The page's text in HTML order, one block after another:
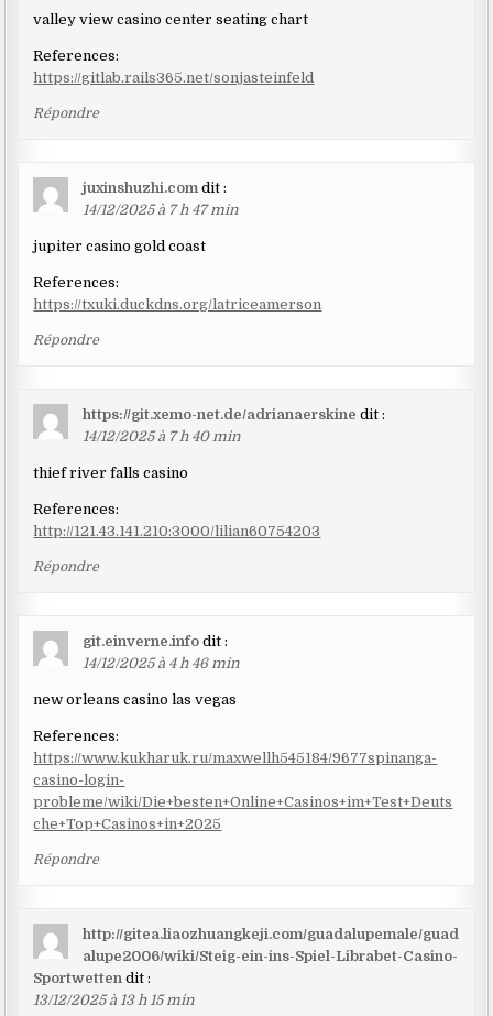
valley view casino center seating chart
References:
https://gitlab.rails365.net/sonjasteinfeld
Répondre
juxinshuzhi.com dit :
14/12/2025 à 7 h 47 min
jupiter casino gold coast
References:
https://txuki.duckdns.org/latriceamerson
Répondre
https://git.xemo-net.de/adrianaerskine dit :
14/12/2025 à 7 h 40 min
thief river falls casino
References:
http://121.43.141.210:3000/lilian60754203
Répondre
git.einverne.info dit :
14/12/2025 à 4 h 46 min
new orleans casino las vegas
References:
https://www.kukharuk.ru/maxwellh545184/9677spinanga-
casino-login-
probleme/wiki/Die+besten+Online+Casinos+im+Test+Deuts
che+Top+Casinos+in+2025
Répondre
http://gitea.liaozhuangkeji.com/guadalupemale/guad
alupe2006/wiki/Steig-ein-ins-Spiel-Librabet-Casino-
Sportwetten dit :
13/12/2025 à 13 h 15 min